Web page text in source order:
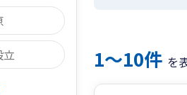
1〜10件 を